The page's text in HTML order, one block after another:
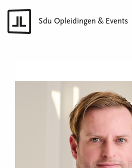
Sdu Opleidingen & Events